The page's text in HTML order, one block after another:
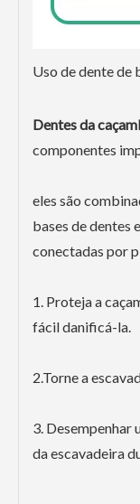
Uso de dente de
Dentes da
componentes
eles são
bases de dentes
conectadas por
1. Proteja a
fácil danificá-la.
2.Torne a
3. Desempenhar
da escavadeira